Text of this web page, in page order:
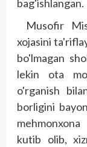
bag'ishlangan.
Musofir
xojasini
bo'lmagan
lekin ota
o'rganish
borligini
kutib olib,